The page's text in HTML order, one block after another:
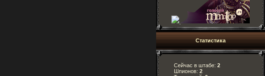
Статистика
Сейчас в штабе: 2
Шпионов: 2